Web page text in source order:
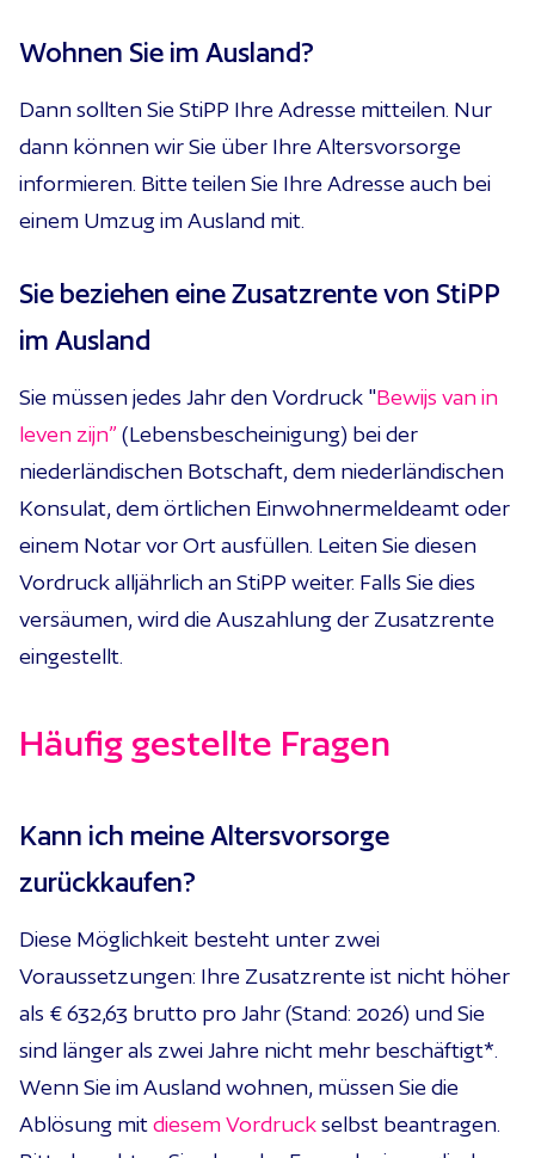
Wohnen Sie im Ausland?
Dann sollten Sie StiPP Ihre Adresse mitteilen. Nur
dann können wir Sie über Ihre Altersvorsorge
informieren. Bitte teilen Sie Ihre Adresse auch bei
einem Umzug im Ausland mit.
Sie beziehen eine Zusatzrente von StiPP
im Ausland
Sie müssen jedes Jahr den Vordruck "Bewijs van in
leven zijn” (Lebensbescheinigung) bei der
niederländischen Botschaft, dem niederländischen
Konsulat, dem örtlichen Einwohnermeldeamt oder
einem Notar vor Ort ausfüllen. Leiten Sie diesen
Vordruck alljährlich an StiPP weiter. Falls Sie dies
versäumen, wird die Auszahlung der Zusatzrente
eingestellt.
Häufig gestellte Fragen
Kann ich meine Altersvorsorge
zurückkaufen?
Diese Möglichkeit besteht unter zwei
Voraussetzungen: Ihre Zusatzrente ist nicht höher
als € 632,63 brutto pro Jahr (Stand: 2026) und Sie
sind länger als zwei Jahre nicht mehr beschäftigt*.
Wenn Sie im Ausland wohnen, müssen Sie die
Ablösung mitdiesem Vordruckselbst beantragen.